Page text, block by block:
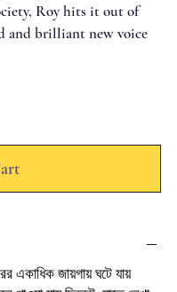
Roy hits it out of
and brilliant new voice
একাধিকজায়গায়ঘটেযায়